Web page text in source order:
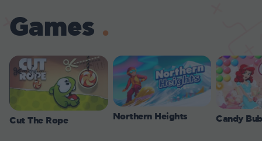
Games
Cut The Rope Northern Heights Candy